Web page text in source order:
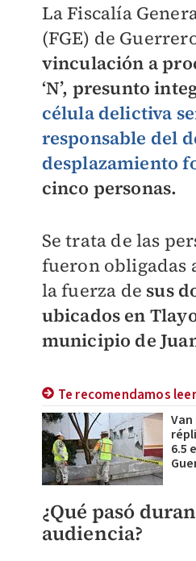
La Fiscalía
(FGE) de
vinculación a
‘N’, presunto
célula delictiva
responsable del
desplazamiento
cinco personas.
Se trata de las
fueron obligadas
la fuerza de sus
ubicados en
municipio de
Te recomendamos
6.5
¿Qué pasó
audiencia?